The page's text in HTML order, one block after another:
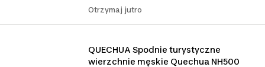
Otrzymaj jutro
QUECHUA Spodnie turystyczne
wierzchnie męskie Quechua NH500